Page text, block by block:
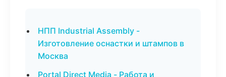
НПП Industrial Assembly -
Изготовление оснастки и штампов в
Москва
Portal Direct Media - Работа и